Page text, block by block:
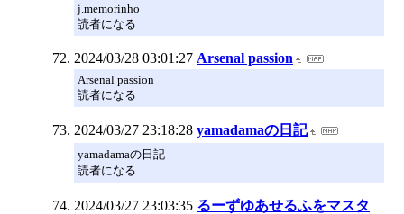
j.memorinho
読者になる
2024/03/28 03:01:27 Arsenal passion
Arsenal passion
読者になる
2024/03/27 23:18:28 yamadamaの日記
yamadamaの日記
読者になる
2024/03/27 23:03:35 るーずゆあせるふをマスタ